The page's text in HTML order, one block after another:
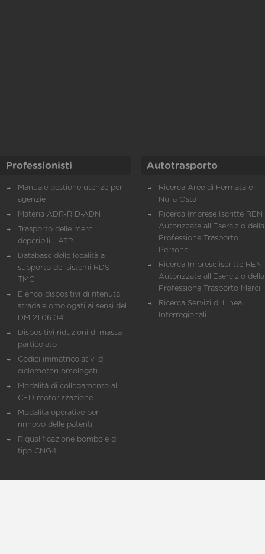
Professionisti
Manuale gestione utenze per
agenzie
Materia ADR-RID-ADN
Trasporto delle merci
deperibili - ATP
Database delle località a
supporto dei sistemi RDS
TMC
Elenco dispositivi di ritenuta
stradale omologati ai sensi del
DM 21.06.04
Dispositivi riduzioni di massa
particolato
Codici immatricolativi di
ciclomotori omologati
Modalità di collegamento al
CED motorizzazione
Modalità operative per il
rinnovo delle patenti
Riqualificazione bombole di
tipo CNG4
Autotrasporto
Ricerca Aree di Fermata e
Nulla Osta
Ricerca Imprese Iscritte REN
Autorizzate all'Esercizio della
Professione Trasporto
Persone
Ricerca Imprese iscritte REN
Autorizzate all'Esercizio della
Professione Trasporto Merci
Ricerca Servizi di Linea
Interregionali